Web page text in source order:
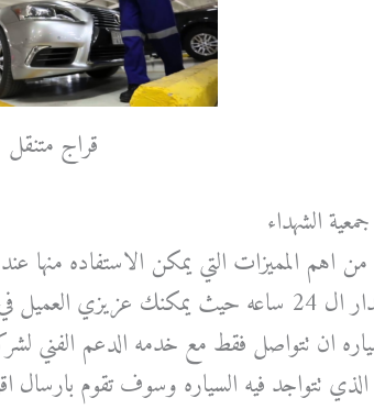
قراج متنقل
الشهداء
من اهم المميزات التي يمكن الاستفاده منها
على مدار ال 24 ساعه حيث يمكنك عزيزي
ان تتواصل فقط مع خدمه الدعم الفني
الذي تتواجد فيه السياره وسوف تقوم بارسال